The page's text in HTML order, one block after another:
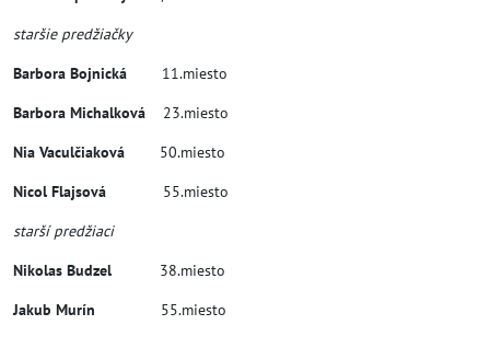
staršie predžiačky
Barbora Bojnická 11.miesto
Barbora Michalková 23.miesto
Nia Vaculčiaková 50.miesto
Nicol Flajsová 55.miesto
starší predžiaci
Nikolas Budzel 38.miesto
Jakub Murín
55.miesto